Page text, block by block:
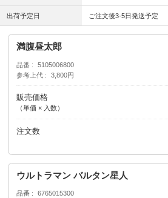
出荷予定日 ご注文後3-5日発送予定
満腹昼太郎
品番
5105006800
参考上代
3,800円
販売価格
（単価 × 入数）
注文数
ウルトラマン バルタン星人
品番
6765015300